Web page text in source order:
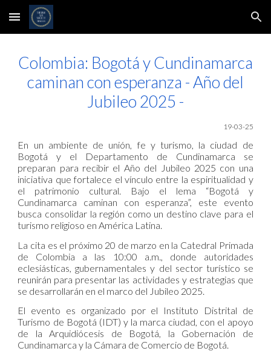
Skip to main content Skip to navigation
Colombia: Bogotá y Cundinamarca
caminan con esperanza - Año del
Jubileo 2025 -
19-03-25
En un ambiente de unión, fe y turismo, la ciudad de
Bogotá y el Departamento de Cundinamarca se
preparan para recibir el Año del Jubileo 2025 con una
iniciativa que fortalece el vínculo entre la espiritualidad y
el patrimonio cultural. Bajo el lema “Bogotá y
Cundinamarca caminan con esperanza”, este evento
busca consolidar la región como un destino clave para el
turismo religioso en América Latina.
La cita es el próximo 20 de marzo en la Catedral Primada
de Colombia a las 10:00 a.m., donde autoridades
eclesiásticas, gubernamentales y del sector turístico se
reunirán para presentar las actividades y estrategias que
se desarrollarán en el marco del Jubileo 2025.
El evento es organizado por el Instituto Distrital de
Turismo de Bogotá (IDT) y la marca ciudad, con el apoyo
de la Arquidiócesis de Bogotá, la Gobernación de
Cundinamarca y la Cámara de Comercio de Bogotá.